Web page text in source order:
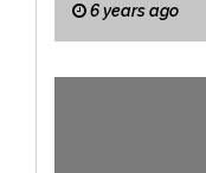
6 years ago